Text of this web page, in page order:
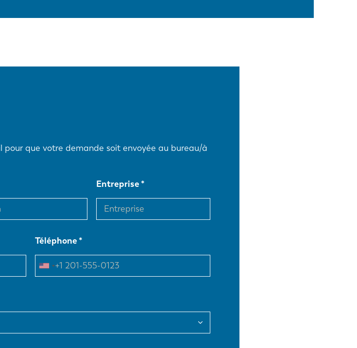
pour que votre demande soit envoyée au bureau/à
Entreprise
Téléphone